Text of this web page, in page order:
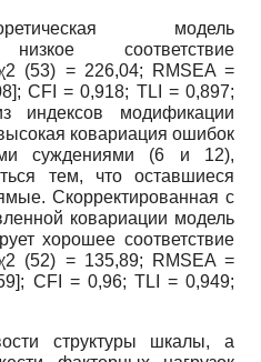
модель
низкое соответствие
(53) = 226,04; RMSEA =
CFI = 0,918; TLI = 0,897;
индексов модификации
ковариация ошибок
суждениями (6 и 12),
тем, что оставшиеся
Скорректированная с
ковариации модель
хорошее соответствие
(52) = 135,89; RMSEA =
CFI = 0,96; TLI = 0,949;
структуры шкалы, а